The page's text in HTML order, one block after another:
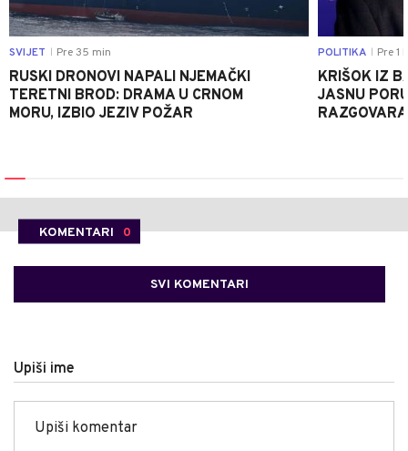
SVIJET Pre 35 min
RUSKI DRONOVI NAPALI NJEMAČKI
TERETNI BROD: DRAMA U CRNOM
MORU, IZBIO JEZIV POŽAR
POLITIKA Pre 1 h
KRIŠOK IZ
JASNU
KOMENTARI 0
SVI KOMENTARI
Upiši ime